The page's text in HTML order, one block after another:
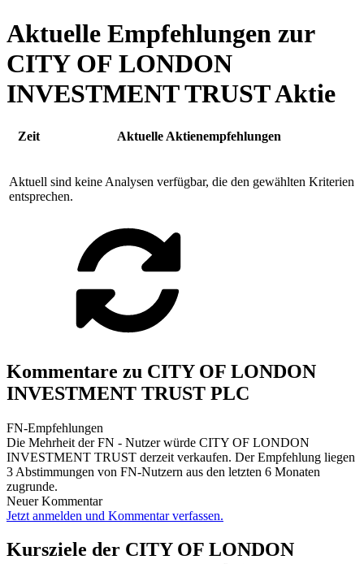
Aktuelle Empfehlungen zur
CITY OF LONDON
INVESTMENT TRUST Aktie
Zeit Aktuelle Aktienempfehlungen
Aktuell sind keine Analysen verfügbar, die den gewählten Kriterien
entsprechen.
Kommentare zu CITY OF LONDON
INVESTMENT TRUST PLC
FN-Empfehlungen
Die Mehrheit der FN - Nutzer würde CITY OF LONDON
INVESTMENT TRUST derzeit verkaufen. Der Empfehlung liegen
3 Abstimmungen von FN-Nutzern aus den letzten 6 Monaten
zugrunde.
Neuer Kommentar
Jetzt anmelden und Kommentar verfassen.
Kursziele der CITY OF LONDON